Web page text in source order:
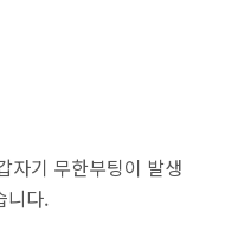
자기 무한부팅이 발생
니다.